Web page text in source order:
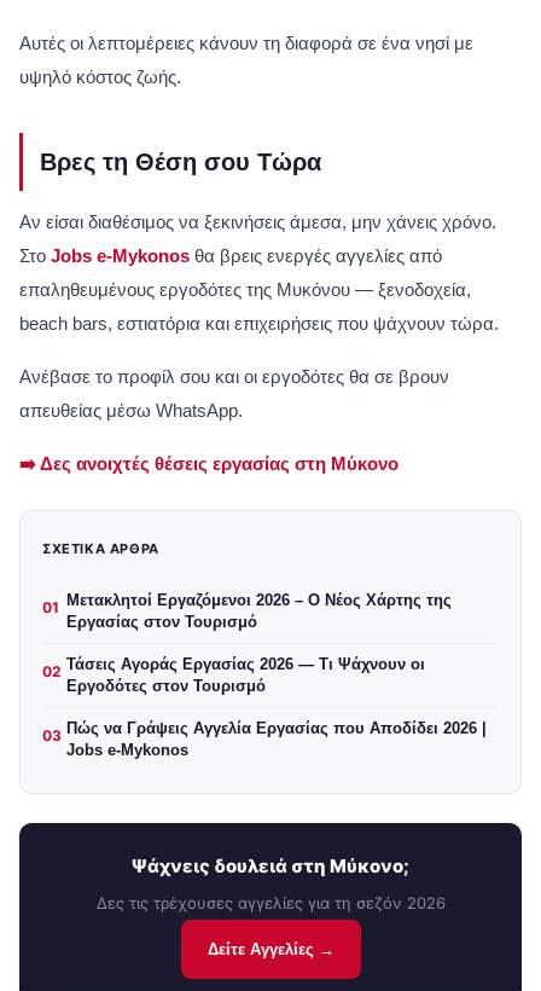
Αυτές οι λεπτομέρειες κάνουν τη διαφορά σε ένα νησί με
υψηλό κόστος ζωής.
Βρες τη Θέση σου Τώρα
Αν είσαι διαθέσιμος να ξεκινήσεις άμεσα, μην χάνεις χρόνο.
Στο Jobs e-Mykonos θα βρεις ενεργές αγγελίες από
επαληθευμένους εργοδότες της Μυκόνου — ξενοδοχεία,
beach bars, εστιατόρια και επιχειρήσεις που ψάχνουν τώρα.
Ανέβασε το προφίλ σου και οι εργοδότες θα σε βρουν
απευθείας μέσω WhatsApp.
➡️ Δες ανοιχτές θέσεις εργασίας στη Μύκονο
ΣΧΕΤΙΚΆ ΆΡΘΡΑ
01 Μετακλητοί Εργαζόμενοι 2026 – Ο Νέος Χάρτης της
Εργασίας στον Τουρισμό
02 Τάσεις Αγοράς Εργασίας 2026 — Τι Ψάχνουν οι
Εργοδότες στον Τουρισμό
03 Πώς να Γράψεις Αγγελία Εργασίας που Αποδίδει 2026 |
Jobs e-Mykonos
Ψάχνεις δουλειά στη Μύκονο;
Δες τις τρέχουσες αγγελίες για τη σεζόν 2026
Δείτε Αγγελίες →